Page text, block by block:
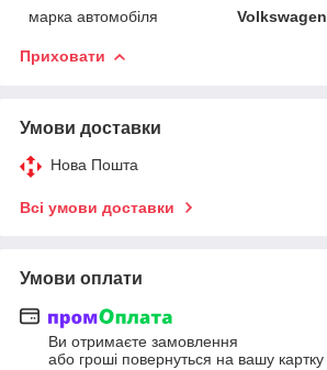
марка автомобіля
Volkswagen
Приховати
Умови доставки
Нова Пошта
Всі умови доставки
Умови оплати
Ви отримаєте замовлення
або гроші повернуться на вашу картку